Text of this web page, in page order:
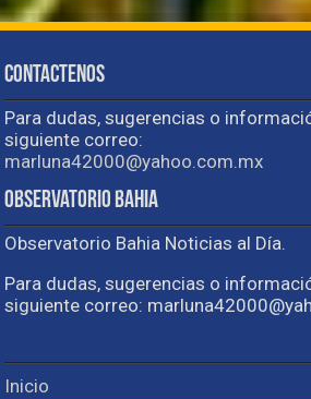
Contactenos
Para dudas, sugerencias o
siguiente correo:
marluna42000@yahoo.com.mx
Observatorio Bahia
Observatorio Bahia Noticias al Día.
Para dudas, sugerencias o
siguiente correo:
Inicio